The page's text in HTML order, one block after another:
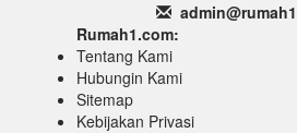
admin@rumah1
Rumah1.com:
Tentang Kami
Hubungin Kami
Sitemap
Kebijakan Privasi